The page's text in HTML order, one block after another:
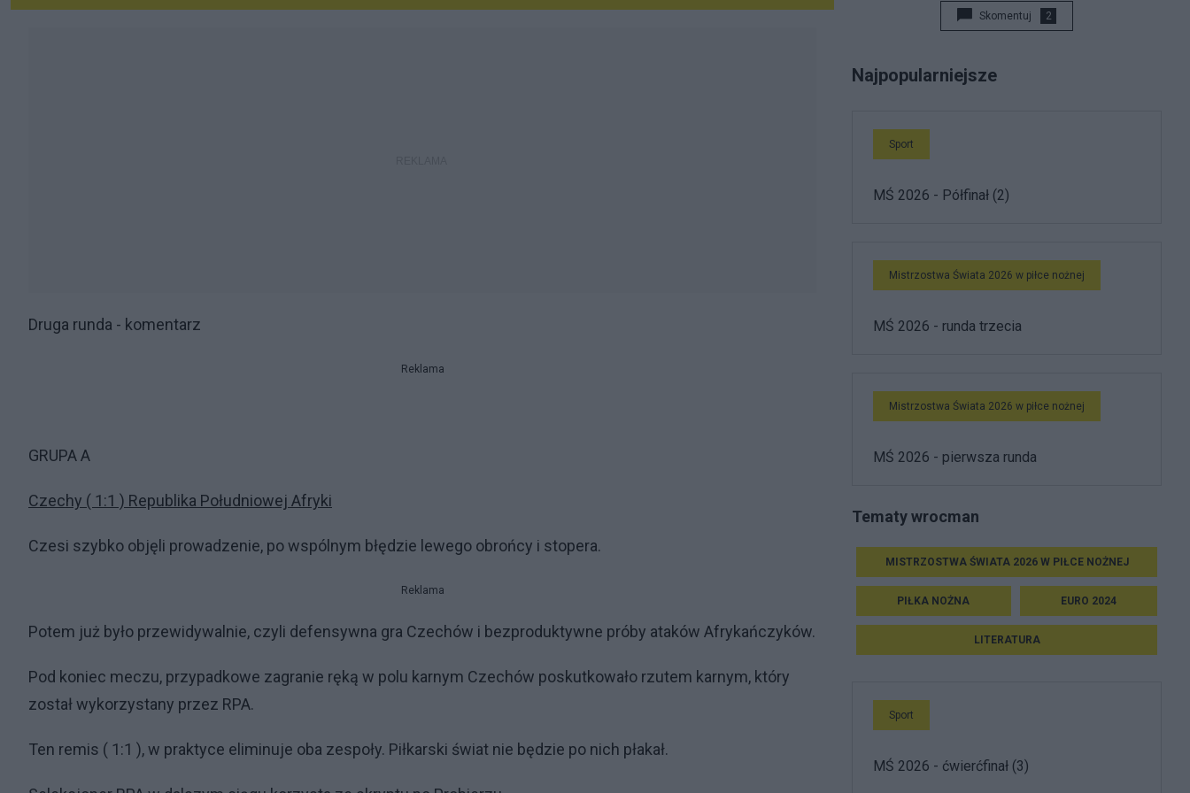
Druga runda - komentarz
Reklama
GRUPA A
Czechy ( 1:1 ) Republika Południowej Afryki
Czesi szybko objęli prowadzenie, po wspólnym błędzie lewego obrońcy i stopera.
Reklama
Potem już było przewidywalnie, czyli defensywna gra Czechów i bezproduktywne próby ataków Afrykańczyków.
Pod koniec meczu, przypadkowe zagranie ręką w polu karnym Czechów poskutkowało rzutem karnym, który
został wykorzystany przez RPA.
Ten remis ( 1:1 ), w praktyce eliminuje oba zespoły. Piłkarski świat nie będzie po nich płakał.
Skomentuj 2
Najpopularniejsze
Sport
MŚ 2026 - Półfinał (2)
Mistrzostwa Świata 2026 w piłce nożnej
MŚ 2026 - runda trzecia
Mistrzostwa Świata 2026 w piłce nożnej
MŚ 2026 - pierwsza runda
Tematy wrocman
MISTRZOSTWA ŚWIATA 2026 W PIŁCE NOŻNEJ
PIŁKA NOŻNA EURO 2024
LITERATURA
Sport
MŚ 2026 - ćwierćfinał (3)